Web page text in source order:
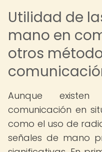
Utilidad de
mano en
otros
Aunque
comunicación en
como el uso de
señales de mano